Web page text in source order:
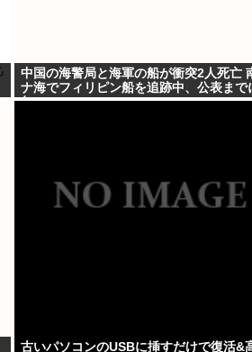
中国の海警局と海軍の船が衝突2人死亡
ナ海でフィリピン船を追跡中、公表まで
年
古いパソコンのUSBに挿すだけで復活&